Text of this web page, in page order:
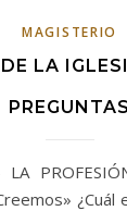
MAGISTERIO
LA
PREGUNTAS